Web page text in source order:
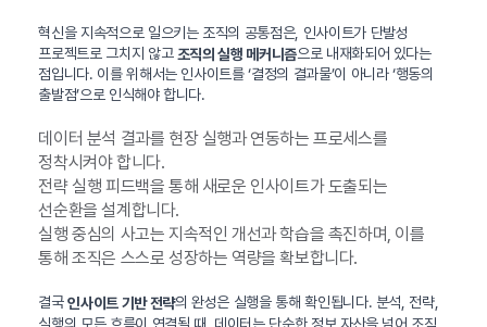
혁신을 지속적으로 일으키는 조직의 공통점은, 인사이트가 단발성
프로젝트로 그치지 않고조직의 실행 메커니즘으로 내재화되어 있다는
점입니다. 이를 위해서는 인사이트를 ‘결정의 결과물’이 아니라 ‘행동의
출발점’으로 인식해야 합니다.
데이터 분석 결과를 현장 실행과 연동하는 프로세스를
정착시켜야 합니다.
전략 실행 피드백을 통해 새로운 인사이트가 도출되는
선순환을 설계합니다.
실행 중심의 사고는 지속적인 개선과 학습을 촉진하며, 이를
통해 조직은 스스로 성장하는 역량을 확보합니다.
결국인사이트 기반 전략의 완성은 실행을 통해 확인됩니다. 분석, 전략,